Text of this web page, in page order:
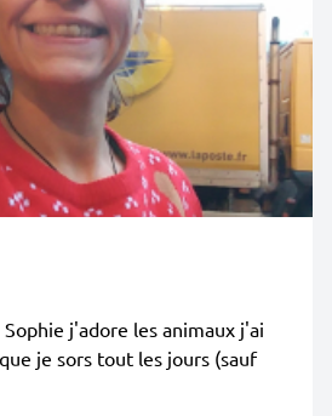
j'adore les animaux j'ai
je sors tout les jours (sauf